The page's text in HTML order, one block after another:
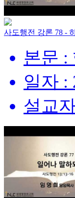
사도행전 강론 78 -
본문 :
일자 :
설교